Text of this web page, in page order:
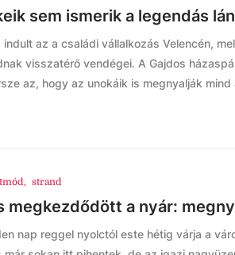
sem ismerik a legendás
az a családi vállalkozás Velencén,
visszatérő vendégei. A Gajdos
az, hogy az unokáik is megnyalják
, strand
megkezdődött a nyár:
nap reggel nyolctól este hétig várja a